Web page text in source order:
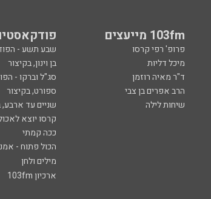
103fm מייעצים
פרופ' רפי קרסו שבע תשע -
מיכל דליות בן וינון, בקיצור
ד"ר מאיה רוזמן סג"ל וברקו -
הרב אפרים בן צבי ספורט, בקיצור
שיחות לילה שניים עד ארבע,
קרסו יוצא
ככה קמתי
הכול פתוח -
מילים ולחן
ארכיון 103fm